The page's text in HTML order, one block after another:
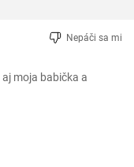
Nepáči sa mi
moja babička a